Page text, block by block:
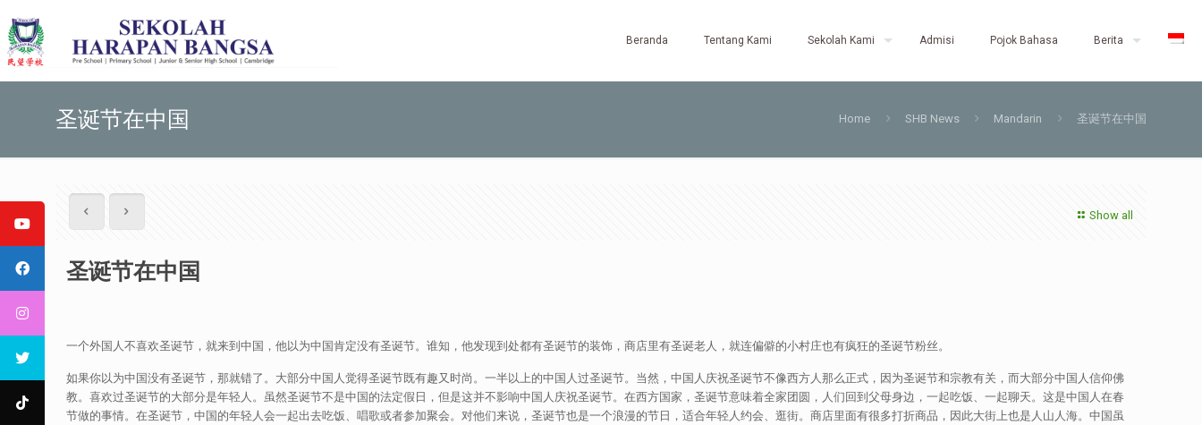
Beranda Tentang Kami Sekolah Kami Admisi Pojok Bahasa Berita
圣诞节在中国 Home SHB News Mandarin 圣诞节在中国
Show all
圣诞节在中国
一个外国人不喜欢圣诞节，就来到中国，他以为中国肯定没有圣诞节。谁知，他发现到处都有圣诞节的装饰，商店里有圣诞老人，就连偏僻的小村庄也有疯狂的圣诞节粉丝。
如果你以为中国没有圣诞节，那就错了。大部分中国人觉得圣诞节既有趣又时尚。一半以上的中国人过圣诞节。当然，中国人庆祝圣诞节不像西方人那么正式，因为圣诞节和宗教有关，而大部分中国人信仰佛
教。喜欢过圣诞节的大部分是年轻人。虽然圣诞节不是中国的法定假日，但是这并不影响中国人庆祝圣诞节。在西方国家，圣诞节意味着全家团圆，人们回到父母身边，一起吃饭、一起聊天。这是中国人在春
节做的事情。在圣诞节，中国的年轻人会一起出去吃饭、唱歌或者参加聚会。对他们来说，圣诞节也是一个浪漫的节日，适合年轻人约会、逛街。商店里面有很多打折商品，因此大街上也是人山人海。中国虽